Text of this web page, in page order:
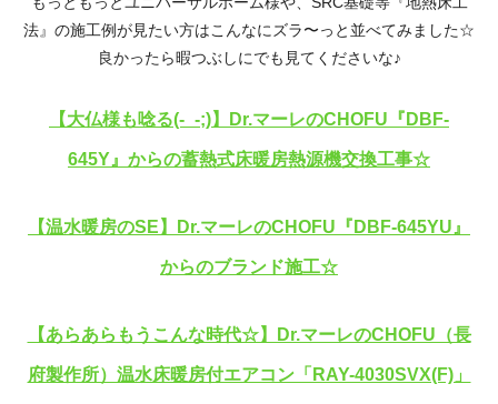
法』の施工例が見たい方はこんなにズラ〜っと並べてみました☆
良かったら暇つぶしにでも見てくださいな♪
【大仏様も唸る(-_-;)】Dr.マーレのCHOFU『DBF-
645Y』からの蓄熱式床暖房熱源機交換工事☆
【温水暖房のSE】Dr.マーレのCHOFU『DBF-645YU』
からのブランド施工☆
【あらあらもうこんな時代☆】Dr.マーレのCHOFU（長
府製作所）温水床暖房付エアコン「RAY-4030SVX(F)」